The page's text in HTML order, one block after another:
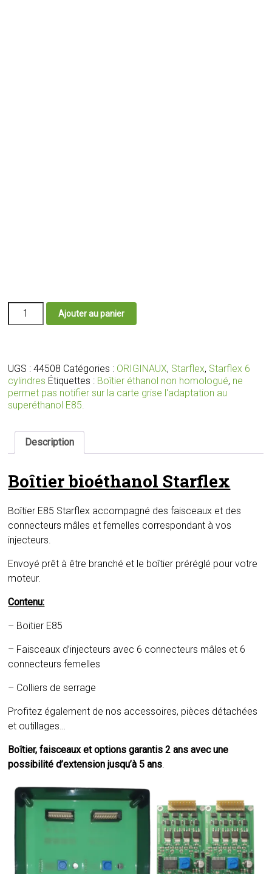
quantité
Starflex
avec
faisceaux
et
adaptés
pour
vos
Ajouter au panier
UGS :44508 Catégories : ORIGINAUX, Starflex, Starflex 6
cylindres Étiquettes : Boîtier éthanol non homologué, ne
permet pas notifier sur la carte grise l'adaptation au
superéthanol E85.
Description
Boîtier bioéthanol Starflex
Boîtier E85 Starflex accompagné des faisceaux et des
connecteurs mâles et femelles correspondant à vos
injecteurs.
Envoyé prêt à être branché et le boîtier préréglé pour votre
moteur.
Contenu:
– Boitier E85
– Faisceaux d’injecteurs avec 6 connecteurs mâles et 6
connecteurs femelles
– Colliers de serrage
Profitez également de nos accessoires, pièces détachées
et outillages…
Boîtier, faisceaux et options garantis 2 ans avec une
possibilité d’extension jusqu’à 5 ans.